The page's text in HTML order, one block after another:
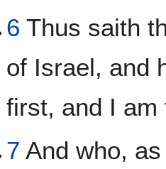
6 Thus saith
of Israel, and
first, and I am
7 And who,